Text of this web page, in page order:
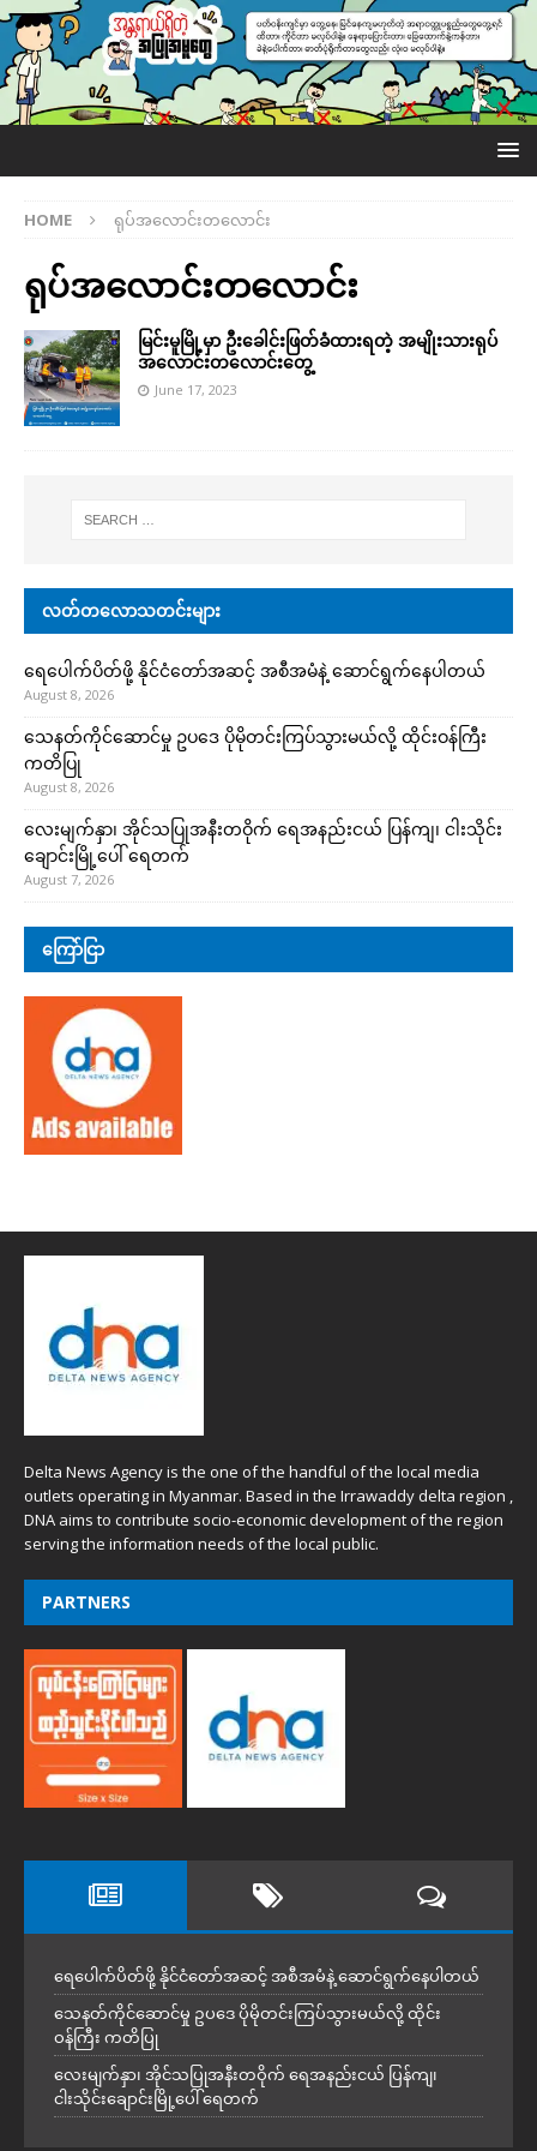
HOME ရုပ်အလောင်းတလောင်း
ရုပ်အလောင်းတလောင်း
မြင်းမူမြို့မှာ ဦးခေါင်းဖြတ်ခံထားရတဲ့ အမျိုးသားရုပ်
အလောင်းတလောင်းတွေ့
June 17, 2023
လတ်တလောသတင်းများ
ရေပေါက်ပိတ်ဖို့ နိုင်ငံတော်အဆင့် အစီအမံနဲ့ ဆောင်ရွက်နေပါတယ်
August 8, 2026
သေနတ်ကိုင်ဆောင်မှု ဥပဒေ ပိုမိုတင်းကြပ်သွားမယ်လို့ ထိုင်းဝန်ကြီး
ကတိပြု
August 8, 2026
လေးမျက်နှာ၊ အိုင်သပြုအနီးတဝိုက် ရေအနည်းငယ် ပြန်ကျ၊ ငါးသိုင်း
ချောင်းမြို့ပေါ် ရေတက်
August 7, 2026
ကြော်ငြာ
Delta News Agency is the one of the handful of the local media
outlets operating in Myanmar. Based in the Irrawaddy delta region ,
DNA aims to contribute socio-economic development of the region
serving the information needs of the local public.
PARTNERS
ရေပေါက်ပိတ်ဖို့ နိုင်ငံတော်အဆင့် အစီအမံနဲ့ ဆောင်ရွက်နေပါတယ်
သေနတ်ကိုင်ဆောင်မှု ဥပဒေ ပိုမိုတင်းကြပ်သွားမယ်လို့ ထိုင်း
ဝန်ကြီး ကတိပြု
လေးမျက်နှာ၊ အိုင်သပြုအနီးတဝိုက် ရေအနည်းငယ် ပြန်ကျ၊
ငါးသိုင်းချောင်းမြို့ပေါ် ရေတက်